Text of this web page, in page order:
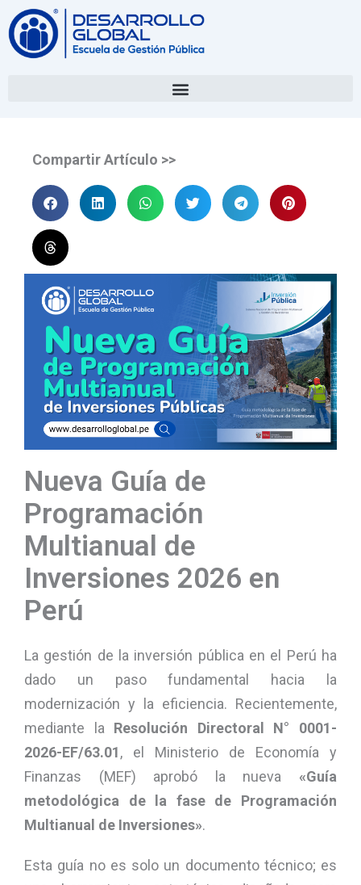
Compartir Artículo >>
Nueva Guía de
Programación
Multianual de
Inversiones 2026 en
Perú
La gestión de la inversión pública en el Perú ha
dado un paso fundamental hacia la
modernización y la eficiencia. Recientemente,
mediante la Resolución Directoral N° 0001-
2026-EF/63.01, el Ministerio de Economía y
Finanzas (MEF) aprobó la nueva «Guía
metodológica de la fase de Programación
Multianual de Inversiones».
Esta guía no es solo un documento técnico; es